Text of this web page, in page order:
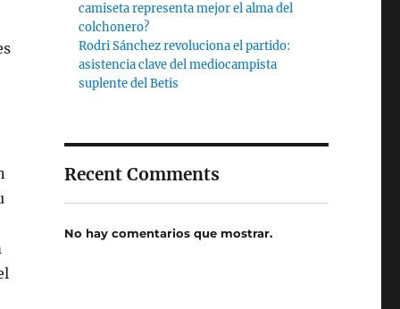
camiseta representa mejor el alma del
colchonero?
Rodri Sánchez revoluciona el partido:
asistencia clave del mediocampista
suplente del Betis
Recent Comments
No hay comentarios que mostrar.